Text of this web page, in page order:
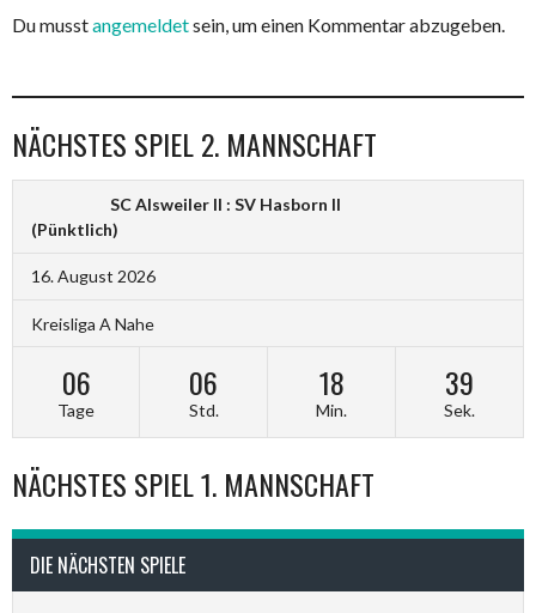
Du musstangemeldetsein, um einen Kommentar abzugeben.
NÄCHSTES SPIEL 2. MANNSCHAFT
SC Alsweiler II : SV Hasborn II
(Pünktlich)
16. August 2026
Kreisliga A Nahe
06
Tage
06
Std.
18
Min.
39
Sek.
NÄCHSTES SPIEL 1. MANNSCHAFT
DIE NÄCHSTEN SPIELE